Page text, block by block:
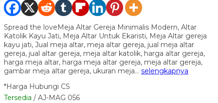
Spread the loveMeja Altar Gereja Minimalis Modern, Altar
Katolik Kayu Jati, Meja Altar Untuk Ekaristi, Meja Altar gereja
kayu jati, Jual meja altar, meja altar gereja, jual meja altar
gereja, jual altar gereja, meja altar katolik, harga altar gereja,
harga meja altar, harga meja altar gereja, meja altar gereja,
gambar meja altar gereja, ukuran meja… selengkapnya
*Harga Hubungi CS
Tersedia / AJ-MAG 056